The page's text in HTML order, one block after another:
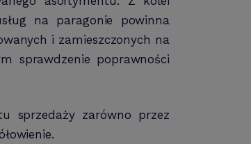
na paragonie powinna
i zamieszczonych na
sprawdzenie poprawności
sprzedaży zarówno przez